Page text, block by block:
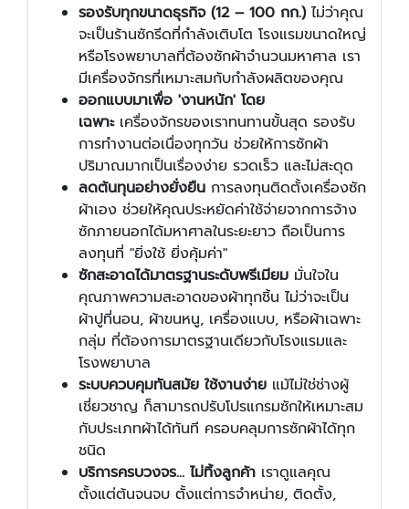
รองรับทุกขนาดธุรกิจ (12 – 100 กก.)ไม่ว่าคุณ
จะเป็นร้านซักรีดที่กำลังเติบโต โรงแรมขนาดใหญ่
หรือโรงพยาบาลที่ต้องซักผ้าจำนวนมหาศาล เรา
มีเครื่องจักรที่เหมาะสมกับกำลังผลิตของคุณ
ออกแบบมาเพื่อ 'งานหนัก' โดย
เฉพาะเครื่องจักรของเราทนทานขั้นสุด รองรับ
การทำงานต่อเนื่องทุกวัน ช่วยให้การซักผ้า
ปริมาณมากเป็นเรื่องง่าย รวดเร็ว และไม่สะดุด
ลดต้นทุนอย่างยั่งยืน การลงทุนติดตั้งเครื่องซัก
ผ้าเอง ช่วยให้คุณประหยัดค่าใช้จ่ายจากการจ้าง
ซักภายนอกได้มหาศาลในระยะยาว ถือเป็นการ
ลงทุนที่ "ยิ่งใช้ ยิ่งคุ้มค่า"
ซักสะอาดได้มาตรฐานระดับพรีเมียม มั่นใจใน
คุณภาพความสะอาดของผ้าทุกชิ้น ไม่ว่าจะเป็น
ผ้าปูที่นอน, ผ้าขนหนู, เครื่องแบบ, หรือผ้าเฉพาะ
กลุ่ม ที่ต้องการมาตรฐานเดียวกับโรงแรมและ
โรงพยาบาล
ระบบควบคุมทันสมัย ใช้งานง่าย แม้ไม่ใช่ช่างผู้
เชี่ยวชาญ ก็สามารถปรับโปรแกรมซักให้เหมาะสม
กับประเภทผ้าได้ทันที ครอบคลุมการซักผ้าได้ทุก
ชนิด
บริการครบวงจร... ไม่ทิ้งลูกค้า เราดูแลคุณ
ตั้งแต่ต้นจนจบ ตั้งแต่การจำหน่าย, ติดตั้ง,